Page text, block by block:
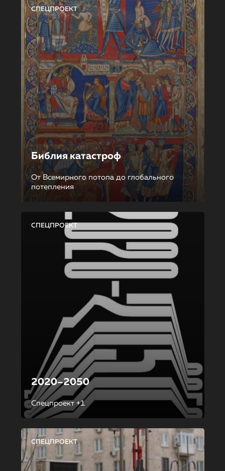
СПЕЦПРОЕКТ
Библия катастроф
От Всемирного потопа до глобального
потепления
СПЕЦПРОЕКТ
2020–2050
Спецпроект +1
СПЕЦПРОЕКТ